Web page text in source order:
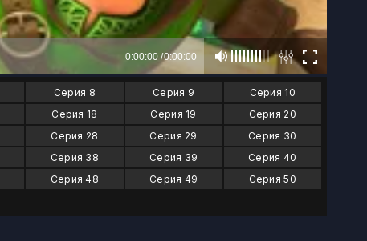
Серия 8 Серия 9
Серия 10
Серия 18 Серия 19
Серия 20
Серия 28 Серия 29
Серия 30
Серия 38 Серия 39
Серия 40
Серия 48 Серия 49
Серия 50